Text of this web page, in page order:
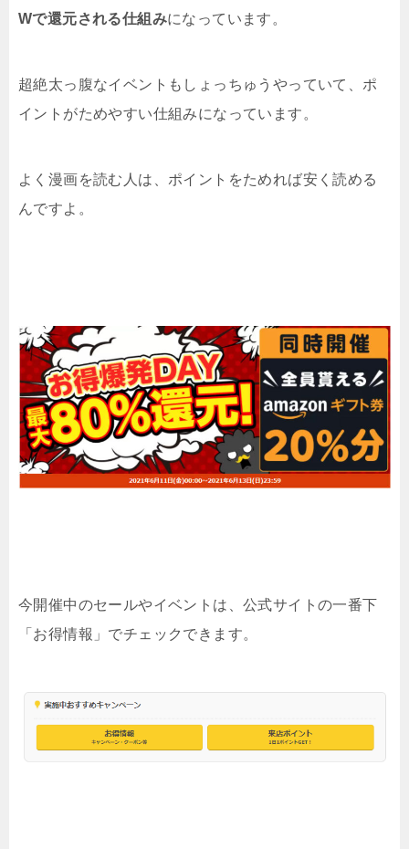
Wで還元される仕組みになっています。
超絶太っ腹なイベントもしょっちゅうやっていて、ポ
イントがためやすい仕組みになっています。
よく漫画を読む人は、ポイントをためれば安く読める
んですよ。
今開催中のセールやイベントは、公式サイトの一番下
「お得情報」でチェックできます。